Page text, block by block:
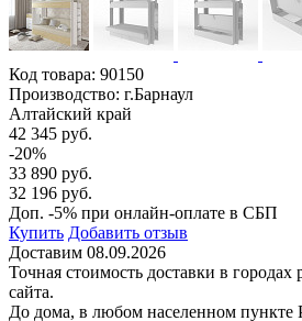
Код товара: 90150
Производство: г.Барнаул
Алтайский край
42 345 руб.
-20%
33 890 руб.
32 196 руб.
Доп. -5% при онлайн-оплате в СБП
Купить Добавить отзыв
Доставим 08.09.2026
Точная стоимость доставки в городах
сайта.
До дома, в любом населенном пункте